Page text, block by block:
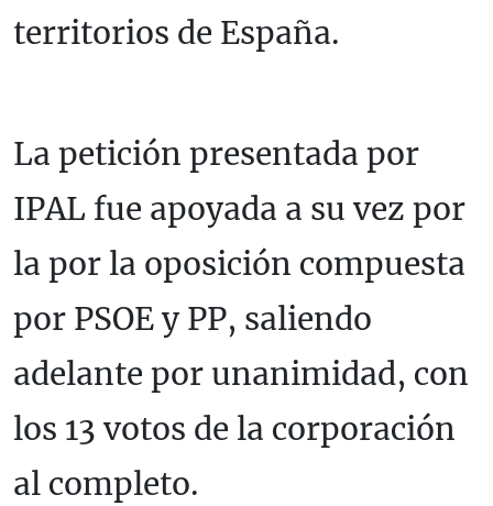
territorios de España.
La petición presentada por
IPAL fue apoyada a su vez por
la por la oposición compuesta
por PSOE y PP, saliendo
adelante por unanimidad, con
los 13 votos de la corporación
al completo.